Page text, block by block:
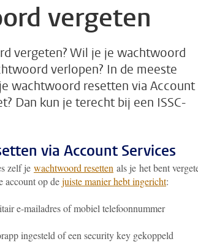
vergeten
vergeten? Wil je je wachtwoord
verlopen? In de meeste
wachtwoord resetten via Account
Dan kun je terecht bij een ISSC-
via Account Services
zelf je wachtwoord resetten als je het bent
account op dejuiste manier hebt ingericht:
e-mailadres of mobiel telefoonnummer
ingesteld of een security key gekoppeld